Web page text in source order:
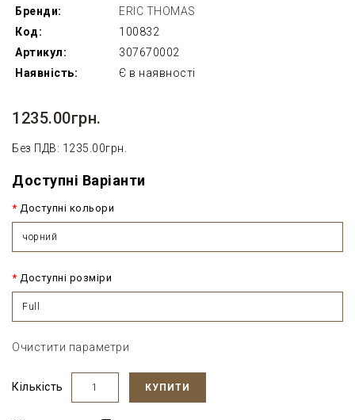
Бренди:
ERIC THOMAS
Код:
100832
Артикул:
307670002
Наявність:
Є в наявності
1235.00грн.
Без ПДВ: 1235.00грн.
Доступні Варіанти
Доступні кольори
чорний
Доступні розміри
Full
Очистити параметри
Кількість КУПИТИ